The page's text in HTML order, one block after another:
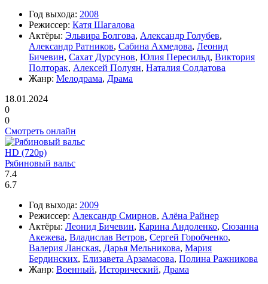
Год выхода: 2008
Режиссер: Катя Шагалова
Актёры: Эльвира Болгова, Александр Голубев,
Александр Ратников, Сабина Ахмедова, Леонид
Бичевин, Сахат Дурсунов, Юлия Пересильд, Виктория
Полторак, Алексей Полуян, Наталия Солдатова
Жанр: Мелодрама, Драма
18.01.2024
0
0
Смотреть онлайн
HD (720p)
Рябиновый вальс
7.4
6.7
Год выхода: 2009
Режиссер: Александр Смирнов, Алёна Райнер
Актёры: Леонид Бичевин, Карина Андоленко, Сюзанна
Акежева, Владислав Ветров, Сергей Горобченко,
Валерия Ланская, Дарья Мельникова, Мария
Бердинских, Елизавета Арзамасова, Полина Ражникова
Жанр: Военный, Исторический, Драма